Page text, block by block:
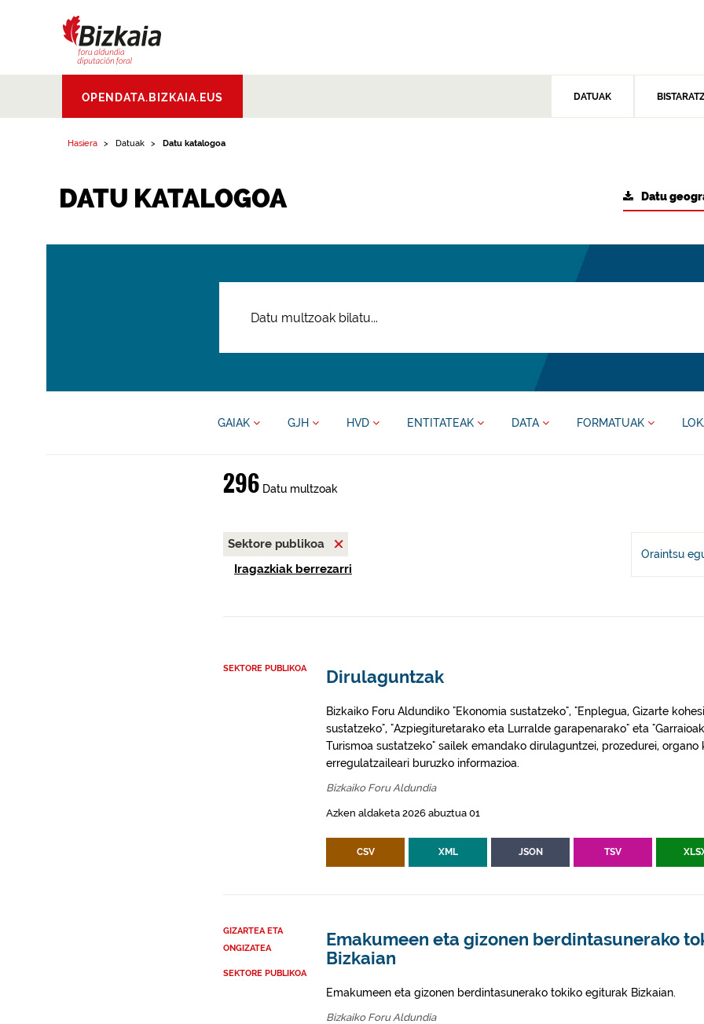
Aldundia.Diputacion
Foral de Bizkaia
OPENDATA.BIZKAIA.EUS DATUAK
Hasiera Datuak Datu katalogoa
DATU KATALOGOA Datu
GAIAK GJH HVD ENTITATEAK DATA FORMATUAK
296Datu multzoak
Sektore publikoa
Iragazkiak berrezarri
Oraintsu
SEKTORE PUBLIKOA Dirulaguntzak
Bizkaiko Foru Aldundiko "Ekonomia sustatzeko", "Enplegua, Gizarte
sustatzeko", "Azpiegituretarako eta Lurralde garapenarako" eta
Turismoa sustatzeko" sailek emandako dirulaguntzei, prozedurei,
erregulatzaileari buruzko informazioa.
Bizkaiko Foru Aldundia
Azken aldaketa 2026 abuztua 01
CSV XML JSON TSV
GIZARTEA ETA
ONGIZATEA
SEKTORE PUBLIKOA
Emakumeen eta gizonen berdintasunerako
Bizkaian
Emakumeen eta gizonen berdintasunerako tokiko egiturak Bizkaian.
Bizkaiko Foru Aldundia